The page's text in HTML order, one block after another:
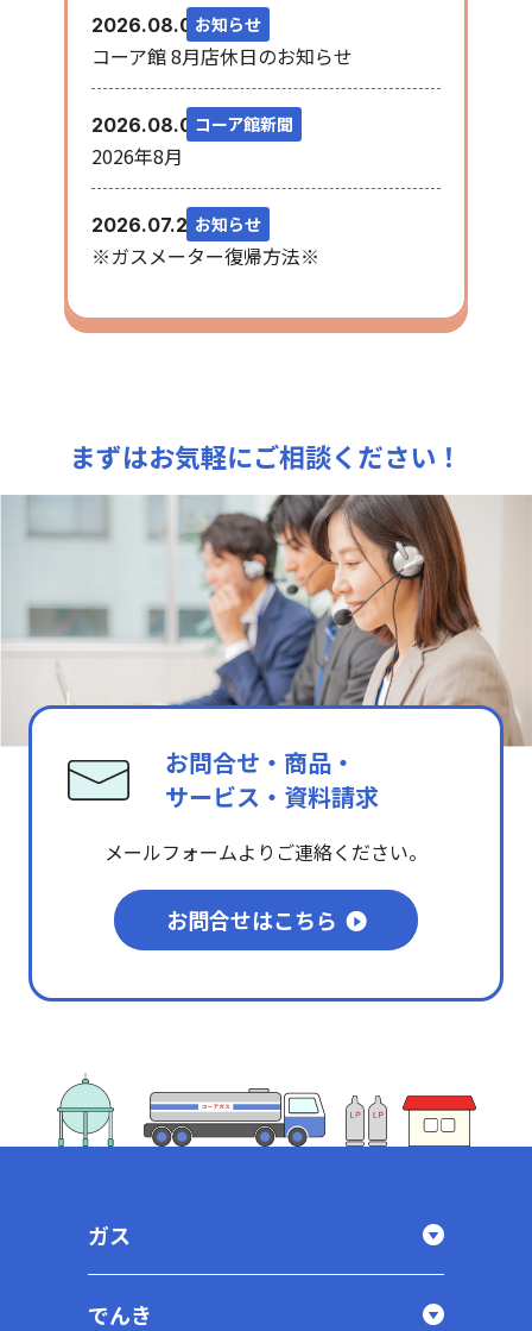
2026.08.06お知らせ
コーア館 8月店休日のお知らせ
2026.08.03コーア館新聞
2026年8月
2026.07.28お知らせ
※ガスメーター復帰方法※
まずはお気軽にご相談ください！
お問合せ・商品・
サービス・資料請求
メールフォームよりご連絡ください。
お問合せはこちら
ガス
でんき